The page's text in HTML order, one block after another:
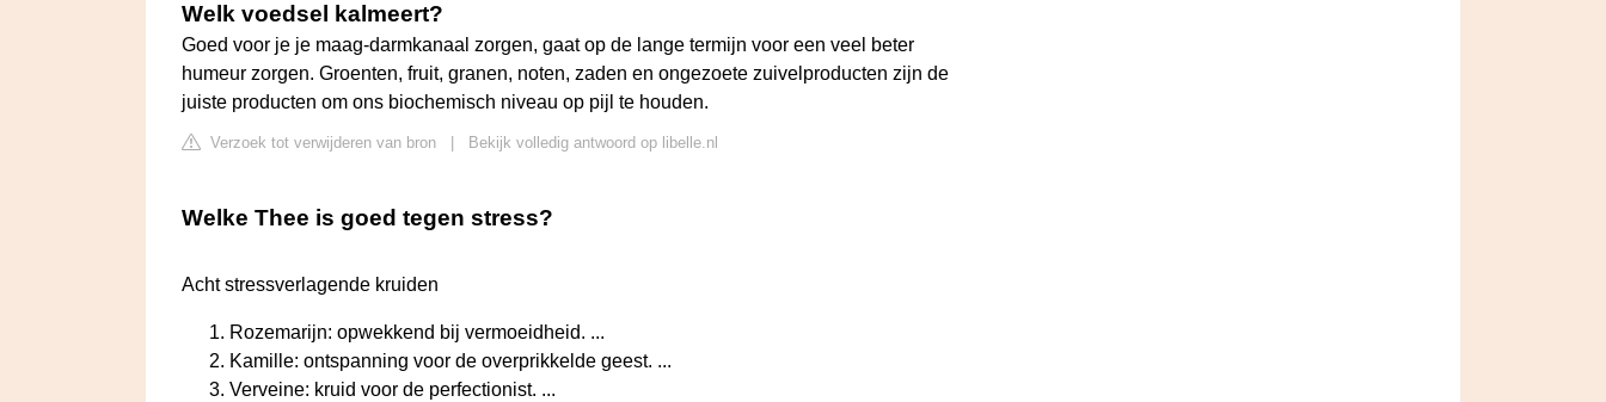
Welk voedsel kalmeert?
Goed voor je je maag-darmkanaal zorgen, gaat op de lange termijn voor een veel beter
humeur zorgen. Groenten, fruit, granen, noten, zaden en ongezoete zuivelproducten zijn de
juiste producten om ons biochemisch niveau op pijl te houden.
Verzoek tot verwijderen van bron Bekijk volledig antwoord op libelle.nl
Welke Thee is goed tegen stress?
Acht stressverlagende kruiden
Rozemarijn: opwekkend bij vermoeidheid. ...
Kamille: ontspanning voor de overprikkelde geest. ...
Verveine: kruid voor de perfectionist. ...